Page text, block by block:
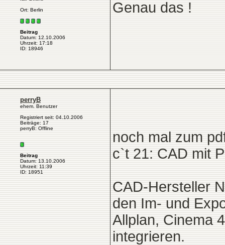
Ort: Berlin
Beitrag
Datum: 12.10.2006
Uhrzeit: 17:18
ID: 18946
Genau das !
perryB
ehem. Benutzer
Registriert seit: 04.10.2006
Beiträge: 17
perryB: Offline
Beitrag
Datum: 13.10.2006
Uhrzeit: 11:39
ID: 18951
noch mal zum
c`t 21: CAD mit
CAD-Hersteller
den Im- und
Allplan, Cinema
integrieren.